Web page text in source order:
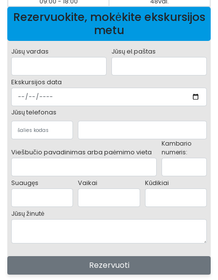
Rezervuokite, mokėkite ekskursijos
metu
Jūsų vardas Jūsų el.paštas
Ekskursijos data
Jūsų telefonas
Viešbučio pavadinimas arba paėmimo vieta
Kambario
numeris:
Suaugęs Vaikai Kūdikiai
Jūsų žinutė
Rezervuoti